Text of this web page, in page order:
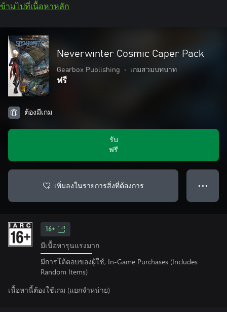
ข้ามไปที่เนื้อหาหลัก
Neverwinter Cosmic Caper Pack
Gearbox Publishing • เกมสวมบทบาท
ฟรี
ต้องมีเกม
รับ
ฟรี
เพิ่มลงในรายการสิ่งที่ต้องการ ● ● ●
16+
มีเนื้อหารุนแรงมาก
มีการโต้ตอบของผู้ใช้, In-Game Purchases (Includes
Random Items)
เนื้อหานี้ต้องใช้เกม (แยกจำหน่าย)